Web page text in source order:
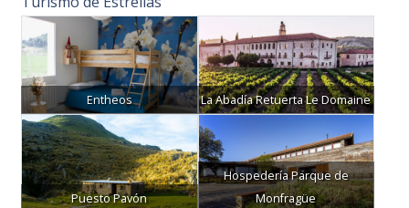
Entheos La Abadía Retuerta Le Domaine
Puesto Pavón
Hospedería Parque de
Monfragüe